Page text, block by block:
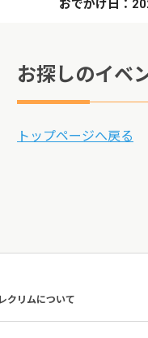
おでかけ日：
お探しのイベ
トップページへ戻る
レクリムについて